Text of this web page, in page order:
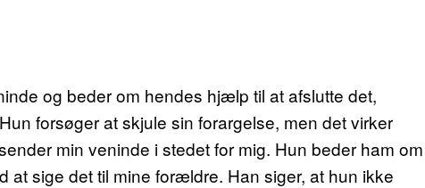
og beder om hendes hjælp til at afslutte det,
forsøger at skjule sin forargelse, men det virker
min veninde i stedet for mig. Hun beder ham om
at sige det til mine forældre. Han siger, at hun ikke